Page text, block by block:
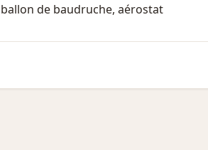
ballon de baudruche, aérostat